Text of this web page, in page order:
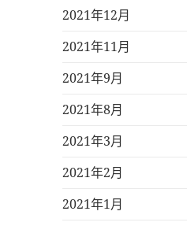
2021年12月
2021年11月
2021年9月
2021年8月
2021年3月
2021年2月
2021年1月